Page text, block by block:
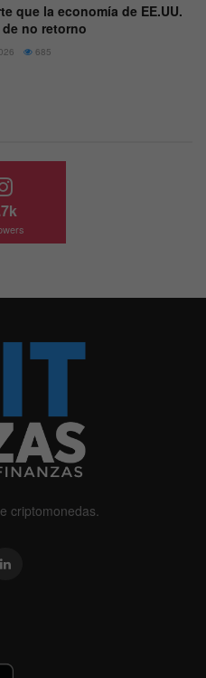
que la economía de EE.UU.
no retorno
685
criptomonedas.